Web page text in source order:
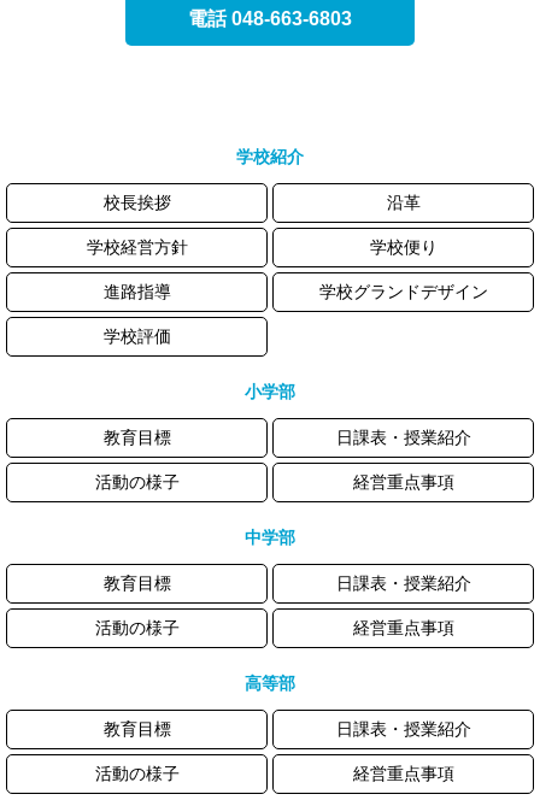
電話 048-663-6803
学校紹介
校長挨拶 沿革
学校経営方針 学校便り
進路指導 学校グランドデザイン
学校評価
小学部
教育目標 日課表・授業紹介
活動の様子 経営重点事項
中学部
教育目標 日課表・授業紹介
活動の様子 経営重点事項
高等部
教育目標 日課表・授業紹介
活動の様子 経営重点事項